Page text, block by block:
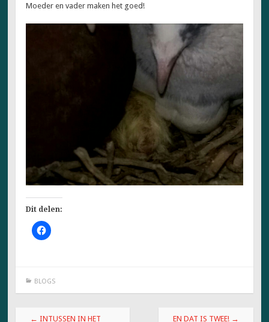
Moeder en vader maken het goed!
Dit delen:
K
l
e
d
e
BLOGS
Berichtnavigatie
← INTUSSEN IN HET
EN DAT IS TWEE! →